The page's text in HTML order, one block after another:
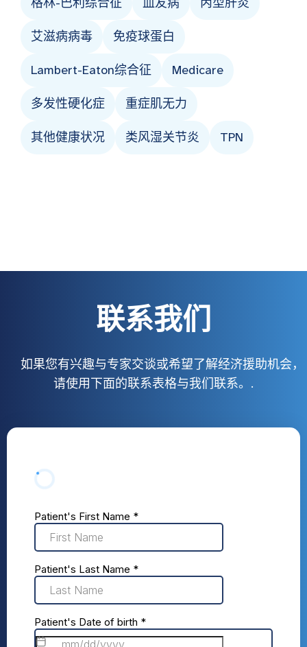
艾滋病病毒 免疫球蛋白
Lambert-Eaton综合征 Medicare
多发性硬化症 重症肌无力
其他健康状况 类风湿关节炎 TPN
联系我们
如果您有兴趣与专家交谈或希望了解经济援助机会，
请使用下面的联系表格与我们联系。.